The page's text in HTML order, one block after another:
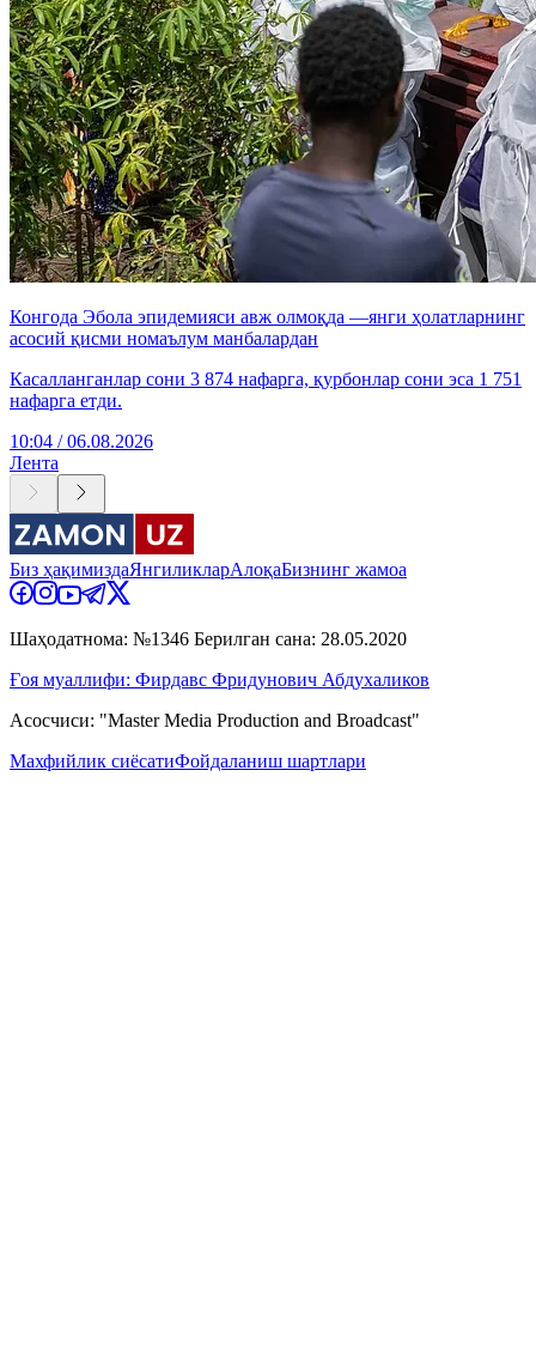
Конгода Эбола эпидемияси авж олмоқда —янги ҳолатларнинг
асосий қисми номаълум манбалардан
Касалланганлар сони 3 874 нафарга, қурбонлар сони эса 1 751
нафарга етди.
10:04 / 06.08.2026
Лента
Биз ҳақимиздаЯнгиликларАлоқаБизнинг жамоа
Шаҳодатнома: №1346 Берилган сана: 28.05.2020
Ғоя муаллифи: Фирдавс Фридунович Абдухаликов
Асосчиси: "Master Media Production and Broadcast"
Махфийлик сиёсатиФойдаланиш шартлари